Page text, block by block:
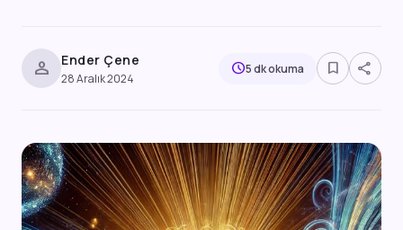
person Ender Çene
28 Aralık 2024
schedule5 dk okuma bookmark_border share